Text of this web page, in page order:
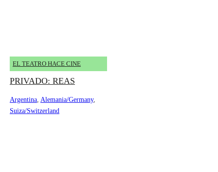
EL TEATRO HACE CINE
PRIVADO: REAS
Argentina Alemania/Germany,
Suiza/Switzerland